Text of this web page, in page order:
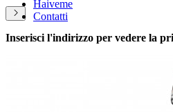
Haiveme
Contatti
Inserisci l'indirizzo per vedere la